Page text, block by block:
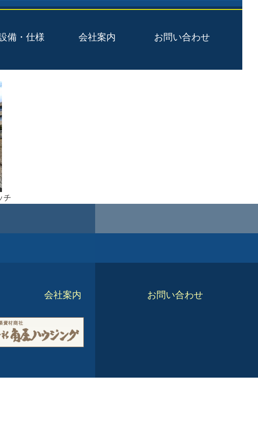
備・仕様 会社案内 お問い合わせ
チ
会社案内 お問い合わせ